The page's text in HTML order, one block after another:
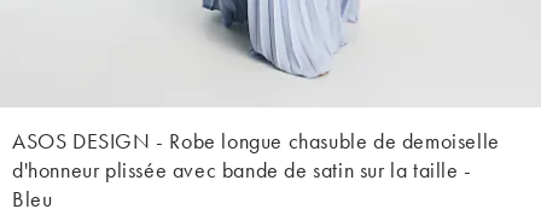
ASOS DESIGN - Robe longue chasuble de demoiselle
d'honneur plissée avec bande de satin sur la taille -
Bleu